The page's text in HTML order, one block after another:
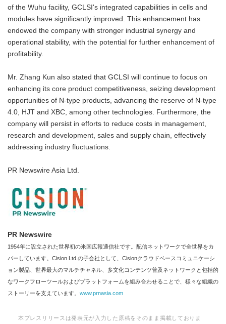
of the Wuhu facility, GCLSI's integrated capabilities in cells and
modules have significantly improved. This enhancement has
endowed the company with stronger industrial synergy and
operational stability, with the potential for further enhancement of
profitability.
Mr. Zhang Kun also stated that GCLSI will continue to focus on
enhancing its core product competitiveness, seizing development
opportunities of N-type products, advancing the reserve of N-type
4.0, HJT and XBC, among other technologies. Furthermore, the
company will persist in efforts to reduce costs in management,
research and development, sales and supply chain, effectively
addressing industry fluctuations.
PR Newswire Asia Ltd.
PR Newswire
1954年に設立された世界初の米国広報通信社です。配信ネットワークで全世界をカ
バーしています。Cision Ltd.の子会社として、Cisionクラウドベースコミュニケーシ
ョン製品、世界最大のマルチチャネル、多文化コンテンツ普及ネットワークと包括的
なワークフローツールおよびプラットフォームを組み合わせることで、様々な組織の
ストーリーを支えています。 www.prnasia.com
本プレスリリースは発表元が入力した原稿をそのまま掲載しておりま